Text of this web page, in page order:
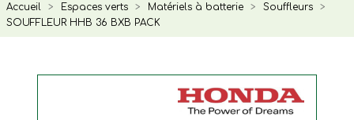
Accueil Espaces verts Matériels à batterie
Souffleurs
SOUFFLEUR HHB 36 BXB PACK